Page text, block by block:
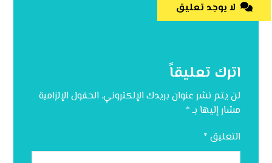
لا يوجد تعليق
اترك تعليقاً
لن يتم نشر عنوان بريدك الإلكتروني. الحقول الإلزامية
مشار إليها بـ*
التعليق *